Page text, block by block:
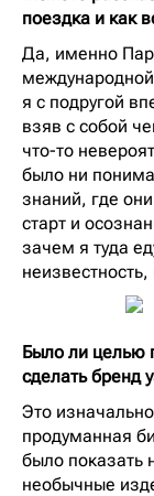
поездка и как
Да, именно
я с подругой
взяв с собой
что-то
было ни
знаний, где
старт и
зачем я туда
Было ли целью
сделать бренд
Это
продуманная
было показать
необычные